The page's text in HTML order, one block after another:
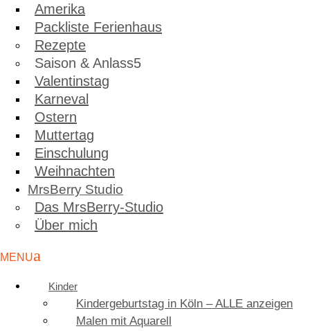
Amerika
Packliste Ferienhaus
Rezepte
Saison & Anlass
Valentinstag
Karneval
Ostern
Muttertag
Einschulung
Weihnachten
MrsBerry Studio
Das MrsBerry-Studio
Über mich
Kinder
Kindergeburtstag in Köln – ALLE anzeigen
Malen mit Aquarell